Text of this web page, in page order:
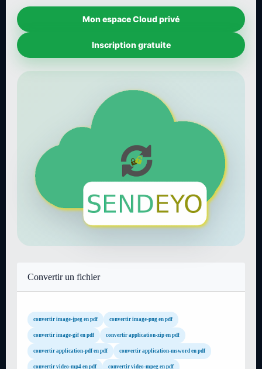
Mon espace Cloud privé
Inscription gratuite
Convertir un fichier
convertir image-jpeg en pdf convertir image-png en pdf
convertir image-gif en pdf convertir application-zip en pdf
convertir application-pdf en pdf convertir application-msword en pdf
convertir video-mp4 en pdf convertir video-mpeg en pdf